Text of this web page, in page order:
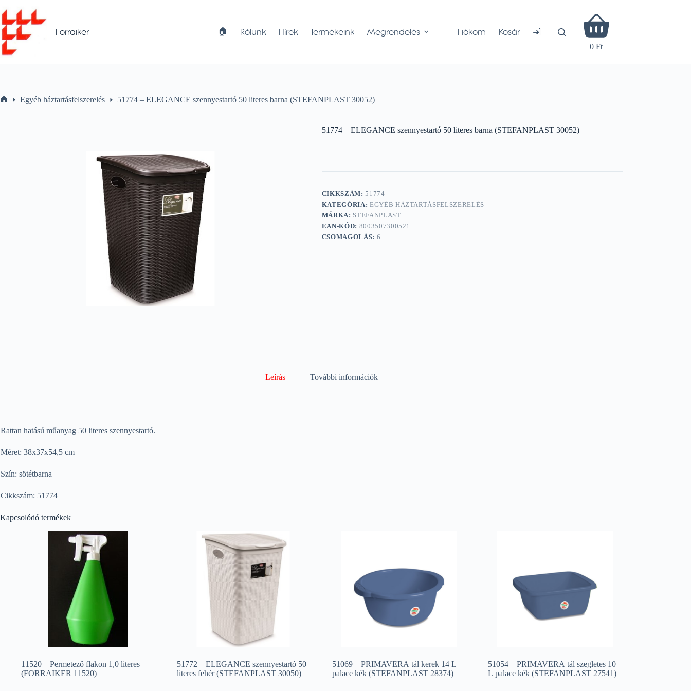
to
content
Forraiker 🏠︎ Rólunk Hírek Termékeink Megrendelés Fiókom Kosár ➜]
Shopping
cart
0 Ft
Egyéb háztartásfelszerelés 51774 – ELEGANCE szennyestartó 50 literes barna (STEFANPLAST 30052)
51774 – ELEGANCE szennyestartó 50 literes barna (STEFANPLAST 30052)
CIKKSZÁM:51774
KATEGÓRIA: EGYÉB HÁZTARTÁSFELSZERELÉS
MÁRKA: STEFANPLAST
EAN-KÓD: 8003507300521
CSOMAGOLÁS: 6
Leírás További információk
Rattan hatású műanyag 50 literes szennyestartó.
Méret: 38x37x54,5 cm
Szín: sötétbarna
Cikkszám: 51774
Kapcsolódó termékek
11520 – Permetező flakon 1,0 literes
(FORRAIKER 11520)
51772 – ELEGANCE szennyestartó 50
literes fehér (STEFANPLAST 30050)
51069 – PRIMAVERA tál kerek 14 L
palace kék (STEFANPLAST 28374)
51054 – PRIMAVERA tál szegletes 10
L palace kék (STEFANPLAST 27541)